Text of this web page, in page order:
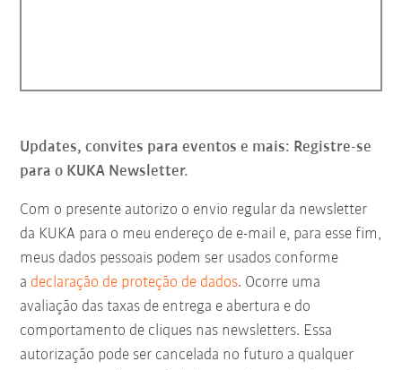
Updates, convites para eventos e mais: Registre-se
para o KUKA Newsletter.
Com o presente autorizo o envio regular da newsletter
da KUKA para o meu endereço de e-mail e, para esse fim,
meus dados pessoais podem ser usados conforme
a declaração de proteção de dados. Ocorre uma
avaliação das taxas de entrega e abertura e do
comportamento de cliques nas newsletters. Essa
autorização pode ser cancelada no futuro a qualquer